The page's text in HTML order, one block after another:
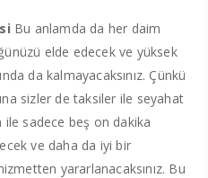
Bu anlamda da her daim
elde edecek ve yüksek
da kalmayacaksınız. Çünkü
sizler de taksiler ile seyahat
sadece beş on dakika
ve daha da iyi bir
yararlanacaksınız. Bu